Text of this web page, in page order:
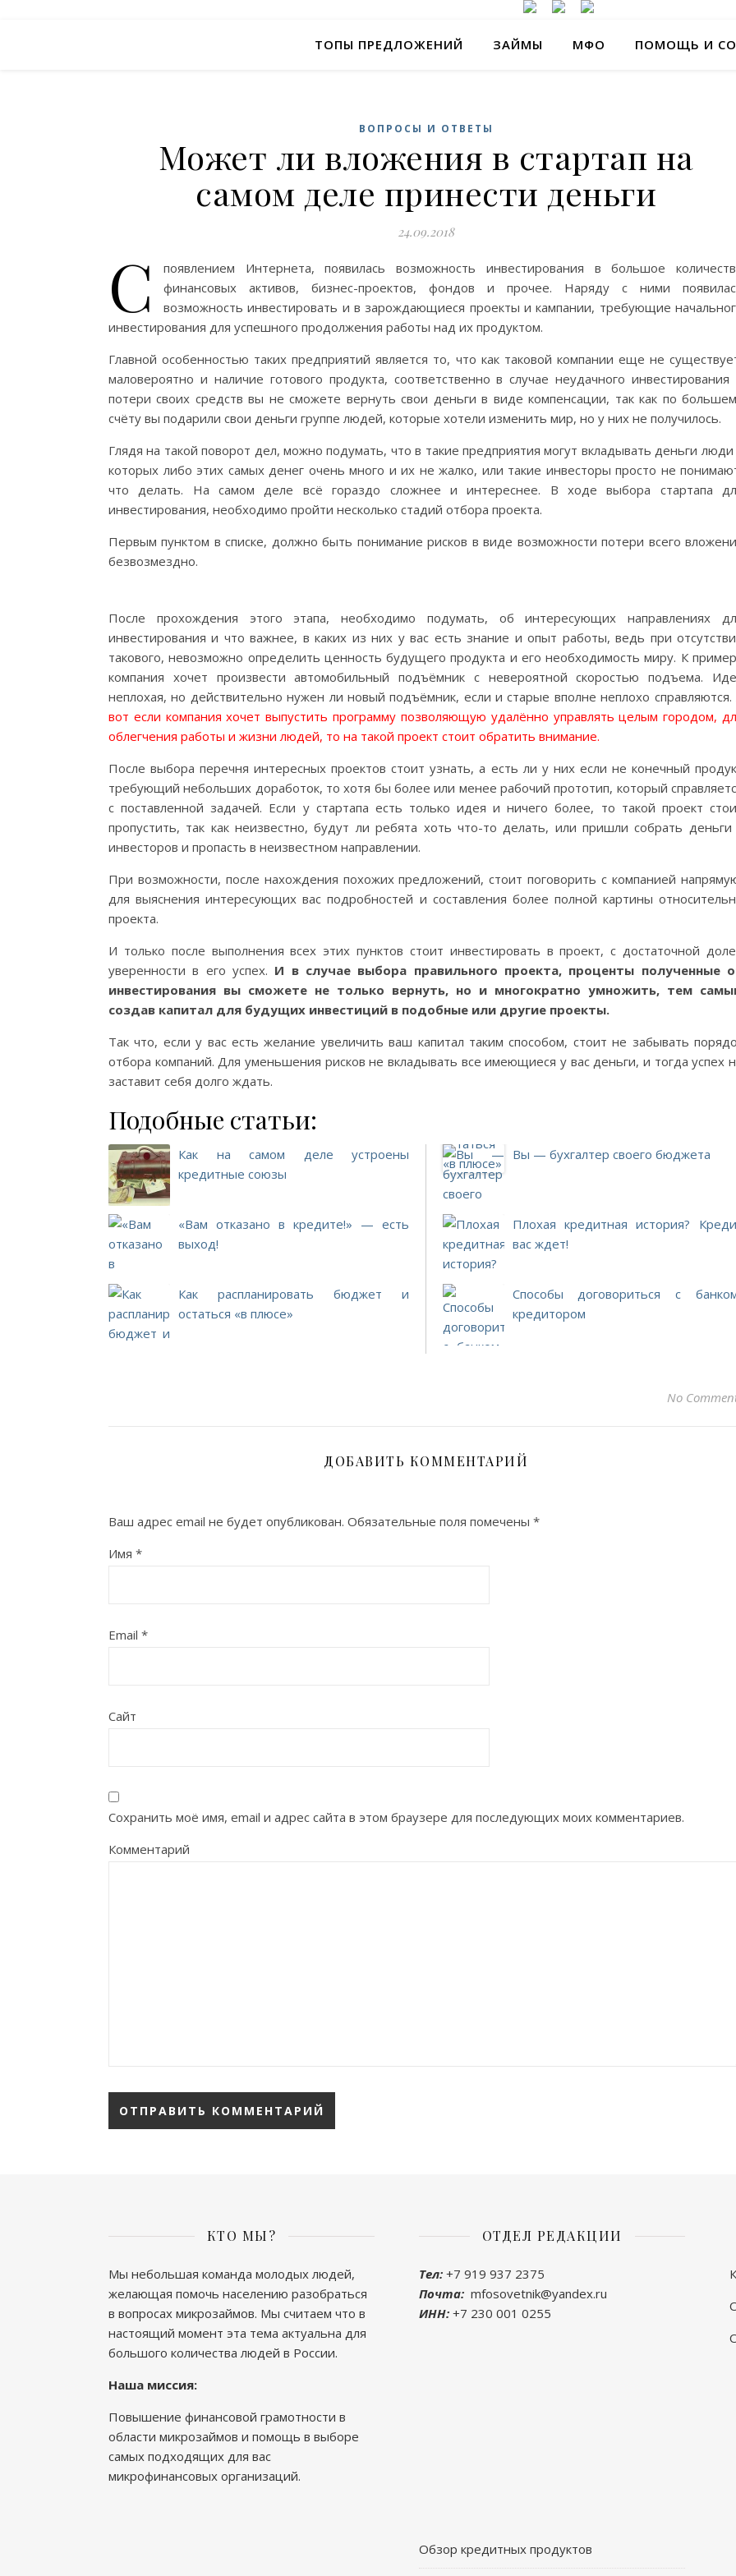
ТОПЫ ПРЕДЛОЖЕНИЙ ЗАЙМЫ МФО ПОМОЩЬ И
ВОПРОСЫ И ОТВЕТЫ
Может ли вложения в стартап на
самом деле принести деньги
24.09.2018
С
появлением Интернета, появилась возможность инвестирования в большое
финансовых активов, бизнес-проектов, фондов и прочее. Наряду с ними
возможность инвестировать и в зарождающиеся проекты и кампании, требующие
инвестирования для успешного продолжения работы над их продуктом.
Главной особенностью таких предприятий является то, что как таковой компании еще не
маловероятно и наличие готового продукта, соответственно в случае неудачного инвестирования
потери своих средств вы не сможете вернуть свои деньги в виде компенсации, так как по
счёту вы подарили свои деньги группе людей, которые хотели изменить мир, но у них не получилось.
Глядя на такой поворот дел, можно подумать, что в такие предприятия могут вкладывать деньги люди
которых либо этих самых денег очень много и их не жалко, или такие инвесторы просто не
что делать. На самом деле всё гораздо сложнее и интереснее. В ходе выбора стартапа
инвестирования, необходимо пройти несколько стадий отбора проекта.
Первым пунктом в списке, должно быть понимание рисков в виде возможности потери всего
безвозмездно.
После прохождения этого этапа, необходимо подумать, об интересующих направлениях
инвестирования и что важнее, в каких из них у вас есть знание и опыт работы, ведь при
такового, невозможно определить ценность будущего продукта и его необходимость миру. К
компания хочет произвести автомобильный подъёмник с невероятной скоростью подъема.
неплохая, но действительно нужен ли новый подъёмник, если и старые вполне неплохо справляются.
вот если компания хочет выпустить программу позволяющую удалённо управлять целым городом,
облегчения работы и жизни людей, то на такой проект стоит обратить внимание.
После выбора перечня интересных проектов стоит узнать, а есть ли у них если не конечный
требующий небольших доработок, то хотя бы более или менее рабочий прототип, который
с поставленной задачей. Если у стартапа есть только идея и ничего более, то такой проект
пропустить, так как неизвестно, будут ли ребята хоть что-то делать, или пришли собрать деньги
инвесторов и пропасть в неизвестном направлении.
При возможности, после нахождения похожих предложений, стоит поговорить с компанией
для выяснения интересующих вас подробностей и составления более полной картины
проекта.
И только после выполнения всех этих пунктов стоит инвестировать в проект, с достаточной
уверенности в его успех. И в случае выбора правильного проекта, проценты полученные
инвестирования вы сможете не только вернуть, но и многократно умножить, тем
создав капитал для будущих инвестиций в подобные или другие проекты.
Так что, если у вас есть желание увеличить ваш капитал таким способом, стоит не забывать
отбора компаний. Для уменьшения рисков не вкладывать все имеющиеся у вас деньги, и тогда успех
заставит себя долго ждать.
Подобные статьи:
Как на самом деле устроены
кредитные союзы
«Вам отказано в кредите!» — есть
выход!
Как распланировать бюджет и
остаться «в плюсе»
Вы — бухгалтер своего бюджета
Плохая кредитная история?
вас ждет!
Способы договориться с
кредитором
No
ДОБАВИТЬ КОММЕНТАРИЙ
Ваш адрес email не будет опубликован. Обязательные поля помечены *
Имя *
Email *
Сайт
Сохранить моё имя, email и адрес сайта в этом браузере для последующих моих комментариев.
Комментарий
КТО МЫ?
Мы небольшая команда молодых людей,
желающая помочь населению разобраться
в вопросах микрозаймов. Мы считаем что в
настоящий момент эта тема актуальна для
большого количества людей в России.
Наша миссия:
Повышение финансовой грамотности в
области микрозаймов и помощь в выборе
самых подходящих для вас
микрофинансовых организаций.
ОТДЕЛ РЕДАКЦИИ
Тел: +7 919 937 2375
Почта: mfosovetnik@yandex.ru
ИНН: +7 230 001 0255
Обзор кредитных продуктов